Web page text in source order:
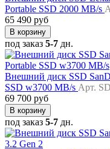
Portable SSD 2000 MB/s
65 490 руб
В корзину
под заказ 5-7 дн.
Внешний диск SSD
SSD w3700 MB/s Арт.
69 700 руб
В корзину
под заказ 5-7 дн.